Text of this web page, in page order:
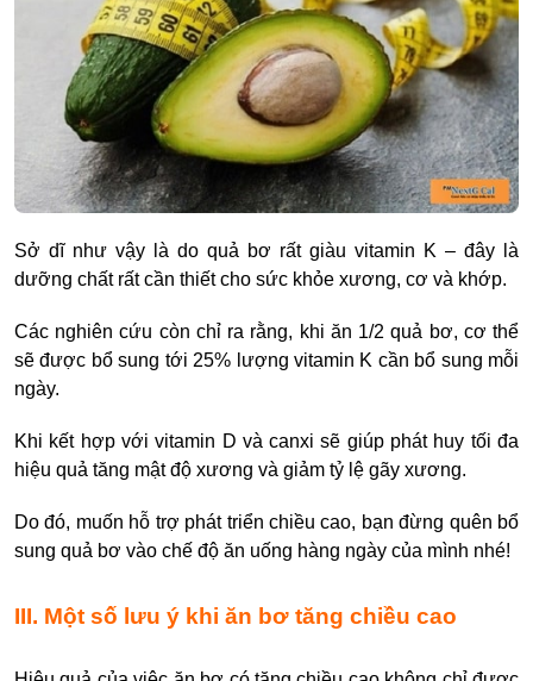
Sở dĩ như vậy là do quả bơ rất giàu vitamin K – đây là
dưỡng chất rất cần thiết cho sức khỏe xương, cơ và khớp.
Các nghiên cứu còn chỉ ra rằng, khi ăn 1/2 quả bơ, cơ thể
sẽ được bổ sung tới 25% lượng vitamin K cần bổ sung mỗi
ngày.
Khi kết hợp với vitamin D và canxi sẽ giúp phát huy tối đa
hiệu quả tăng mật độ xương và giảm tỷ lệ gãy xương.
Do đó, muốn hỗ trợ phát triển chiều cao, bạn đừng quên bổ
sung quả bơ vào chế độ ăn uống hàng ngày của mình nhé!
III. Một số lưu ý khi ăn bơ tăng chiều cao